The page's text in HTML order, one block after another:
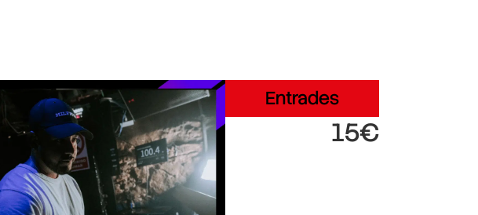
Entrades
15€